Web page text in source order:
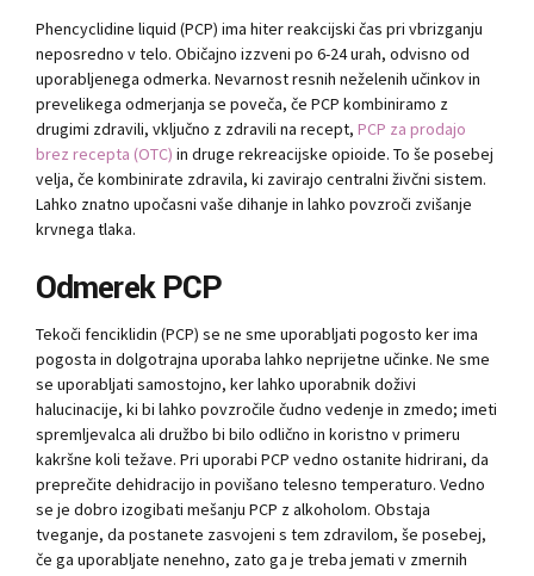
Phencyclidine liquid (PCP) ima hiter reakcijski čas pri vbrizganju
neposredno v telo. Običajno izzveni po 6-24 urah, odvisno od
uporabljenega odmerka. Nevarnost resnih neželenih učinkov in
prevelikega odmerjanja se poveča, če PCP kombiniramo z
drugimi zdravili, vključno z zdravili na recept, PCP za prodajo
brez recepta (OTC) in druge rekreacijske opioide. To še posebej
velja, če kombinirate zdravila, ki zavirajo centralni živčni sistem.
Lahko znatno upočasni vaše dihanje in lahko povzroči zvišanje
krvnega tlaka.
Odmerek PCP
Tekoči fenciklidin (PCP) se ne sme uporabljati pogosto ker ima
pogosta in dolgotrajna uporaba lahko neprijetne učinke. Ne sme
se uporabljati samostojno, ker lahko uporabnik doživi
halucinacije, ki bi lahko povzročile čudno vedenje in zmedo; imeti
spremljevalca ali družbo bi bilo odlično in koristno v primeru
kakršne koli težave. Pri uporabi PCP vedno ostanite hidrirani, da
preprečite dehidracijo in povišano telesno temperaturo. Vedno
se je dobro izogibati mešanju PCP z alkoholom. Obstaja
tveganje, da postanete zasvojeni s tem zdravilom, še posebej,
če ga uporabljate nenehno, zato ga je treba jemati v zmernih